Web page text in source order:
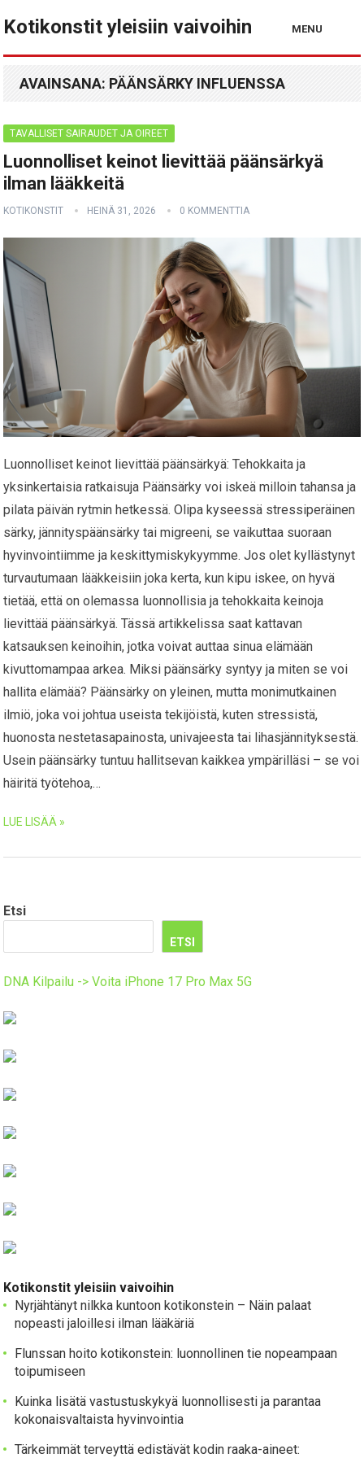
Kotikonstit yleisiin vaivoihin MENU
AVAINSANA: PÄÄNSÄRKY INFLUENSSA
TAVALLISET SAIRAUDET JA OIREET
Luonnolliset keinot lievittää päänsärkyä
ilman lääkkeitä
KOTIKONSTIT HEINÄ 31, 2026 0 KOMMENTTIA
Luonnolliset keinot lievittää päänsärkyä: Tehokkaita ja
yksinkertaisia ratkaisuja Päänsärky voi iskeä milloin tahansa ja
pilata päivän rytmin hetkessä. Olipa kyseessä stressiperäinen
särky, jännityspäänsärky tai migreeni, se vaikuttaa suoraan
hyvinvointiimme ja keskittymiskykyymme. Jos olet kyllästynyt
turvautumaan lääkkeisiin joka kerta, kun kipu iskee, on hyvä
tietää, että on olemassa luonnollisia ja tehokkaita keinoja
lievittää päänsärkyä. Tässä artikkelissa saat kattavan
katsauksen keinoihin, jotka voivat auttaa sinua elämään
kivuttomampaa arkea. Miksi päänsärky syntyy ja miten se voi
hallita elämää? Päänsärky on yleinen, mutta monimutkainen
ilmiö, joka voi johtua useista tekijöistä, kuten stressistä,
huonosta nestetasapainosta, univajeesta tai lihasjännityksestä.
Usein päänsärky tuntuu hallitsevan kaikkea ympärilläsi – se voi
häiritä työtehoa,…
LUE LISÄÄ »
Etsi
ETSI
DNA Kilpailu -> Voita iPhone 17 Pro Max 5G
Kotikonstit yleisiin vaivoihin
Nyrjähtänyt nilkka kuntoon kotikonstein – Näin palaat
nopeasti jaloillesi ilman lääkäriä
Flunssan hoito kotikonstein: luonnollinen tie nopeampaan
toipumiseen
Kuinka lisätä vastustuskykyä luonnollisesti ja parantaa
kokonaisvaltaista hyvinvointia
Tärkeimmät terveyttä edistävät kodin raaka-aineet: